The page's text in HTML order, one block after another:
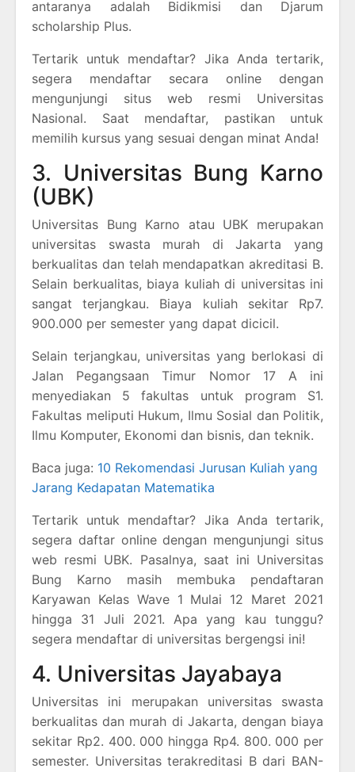
antaranya adalah Bidikmisi dan Djarum
scholarship Plus.
Tertarik untuk mendaftar? Jika Anda tertarik,
segera mendaftar secara online dengan
mengunjungi situs web resmi Universitas
Nasional. Saat mendaftar, pastikan untuk
memilih kursus yang sesuai dengan minat Anda!
3. Universitas Bung Karno
(UBK)
Universitas Bung Karno atau UBK merupakan
universitas swasta murah di Jakarta yang
berkualitas dan telah mendapatkan akreditasi B.
Selain berkualitas, biaya kuliah di universitas ini
sangat terjangkau. Biaya kuliah sekitar Rp7.
900.000 per semester yang dapat dicicil.
Selain terjangkau, universitas yang berlokasi di
Jalan Pegangsaan Timur Nomor 17 A ini
menyediakan 5 fakultas untuk program S1.
Fakultas meliputi Hukum, Ilmu Sosial dan Politik,
Ilmu Komputer, Ekonomi dan bisnis, dan teknik.
Baca juga: 10 Rekomendasi Jurusan Kuliah yang
Jarang Kedapatan Matematika
Tertarik untuk mendaftar? Jika Anda tertarik,
segera daftar online dengan mengunjungi situs
web resmi UBK. Pasalnya, saat ini Universitas
Bung Karno masih membuka pendaftaran
Karyawan Kelas Wave 1 Mulai 12 Maret 2021
hingga 31 Juli 2021. Apa yang kau tunggu?
segera mendaftar di universitas bergengsi ini!
4. Universitas Jayabaya
Universitas ini merupakan universitas swasta
berkualitas dan murah di Jakarta, dengan biaya
sekitar Rp2. 400. 000 hingga Rp4. 800. 000 per
semester. Universitas terakreditasi B dari BAN-